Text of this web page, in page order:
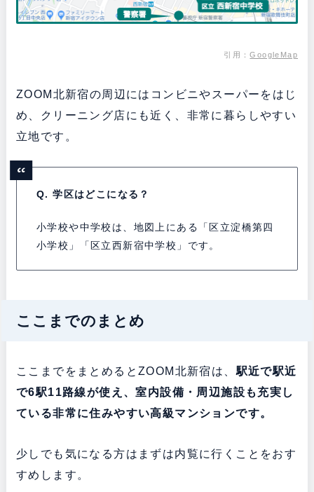
引用：GoogleMap
ZOOM北新宿の周辺にはコンビニやスーパーをはじ
め、クリーニング店にも近く、非常に暮らしやすい
立地です。
Q. 学区はどこになる？
小学校や中学校は、地図上にある「区立淀橋第四
小学校」「区立西新宿中学校」です。
ここまでのまとめ
ここまでをまとめるとZOOM北新宿は、駅近で駅近
で6駅11路線が使え、室内設備・ 周辺施設も充実し
ている非常に住みやすい高級マンションです。
少しでも気になる方はまずは内覧に行くことをおす
すめします。